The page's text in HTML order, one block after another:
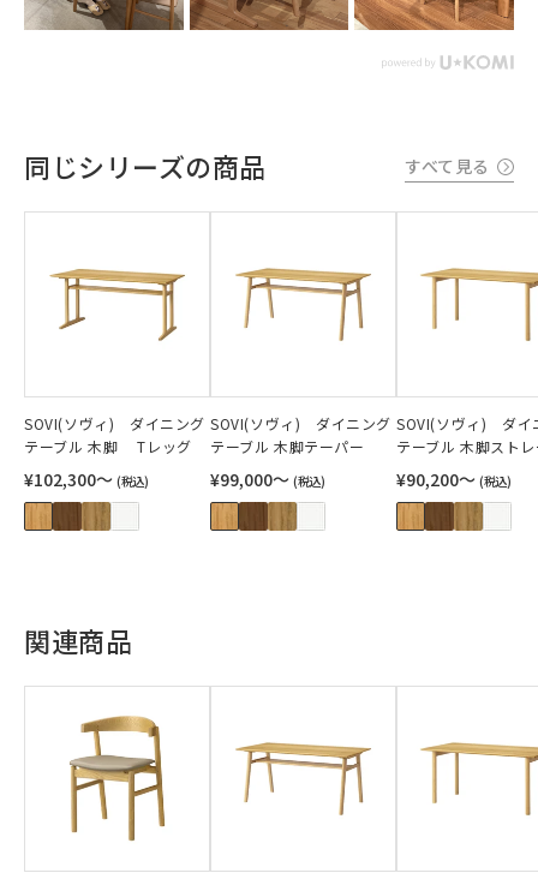
同じシリーズの商品 すべて見る
SOVI(ソヴィ) ダイニング
テーブル 木脚 Tレッグ
¥102,300〜 (税込)
SOVI(ソヴィ) ダイニング
テーブル 木脚テーパー
¥99,000〜 (税込)
SOVI(ソヴィ) ダイ
テーブル 木脚スト
¥90,200〜 (税込)
関連商品